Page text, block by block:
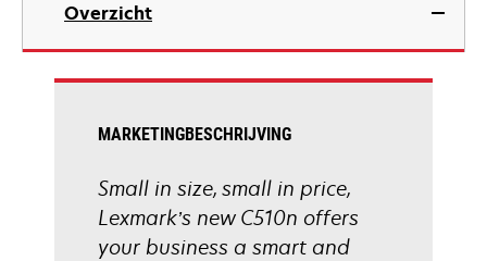
new
Overzicht
MARKETINGBESCHRIJVING
Small in size, small in price,
Lexmark’s new C510n offers
your business a smart and